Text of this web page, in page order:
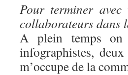
Pour terminer
collaborateurs dans
A plein temps on
infographistes,
m’occupe de la